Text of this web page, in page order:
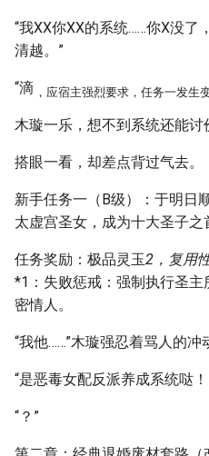
“我XX你XX的系统……你X没了
清越。”
“滴 ，应宿主强烈要求，任务一发生
木璇一乐，想不到系统还能讨
搭眼一看，却差点背过气去。
新手任务一（B级）：于明日
太虚宫圣女，成为十大圣子之
任务奖励：极品灵玉2，复用
*1：失败惩戒：强制执行圣
密情人。
“我他……”木璇强忍着骂人的冲
“是恶毒女配反派养成系统哒！
“？”